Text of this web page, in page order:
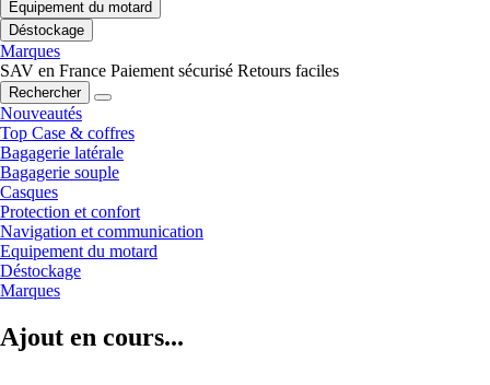
Equipement du motard
Déstockage
Marques
SAV en France Paiement sécurisé Retours faciles
Rechercher
Nouveautés
Top Case & coffres
Bagagerie latérale
Bagagerie souple
Casques
Protection et confort
Navigation et communication
Equipement du motard
Déstockage
Marques
Ajout en cours...